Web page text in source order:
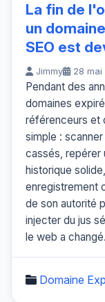
La fin de
un
SEO est
Jimmy 28 mai
Pendant des
domaines
référenceurs et
simple :
cassés, repérer
historique
enregistrement
de son autorité
injecter du jus
le web a changé.
Domaine